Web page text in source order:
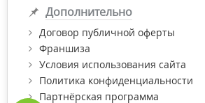
Дополнительно
Договор публичной оферты
Франшиза
Условия использования сайта
Политика конфиденциальности
Партнёрская программа